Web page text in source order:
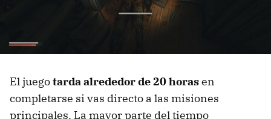
El juegotarda alrededor de 20 horasen
completarse si vas directo a las misiones
principales. La mayor parte del tiempo